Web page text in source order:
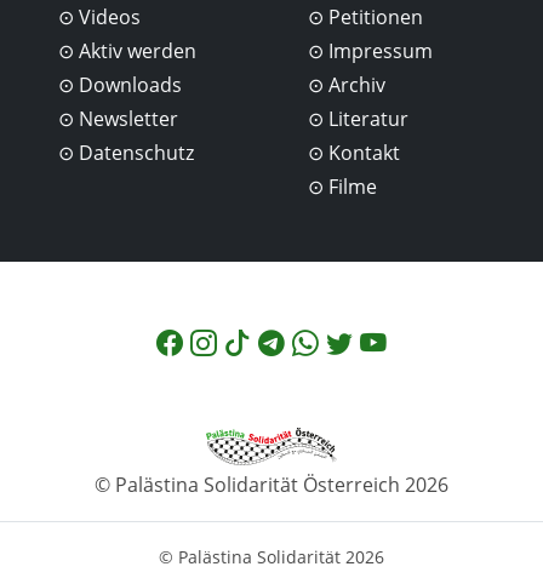
Videos
Petitionen
Aktiv werden
Downloads
Newsletter
Datenschutz
Impressum
Archiv
Literatur
Kontakt
Filme
© Palästina Solidarität Österreich 2026
© Palästina Solidarität 2026